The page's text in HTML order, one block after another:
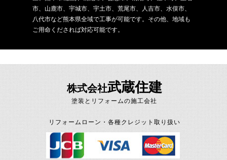
市、山鹿市、宇城市、宇土市、荒尾市、人吉市、水俣市、
八代市など熊本県全域で工事が可能です。その他、地域も
ご用命くだされば対応可能です。
塗装とリフォームの施工会社
株式会社武蔵住建
リフォームローン・各種クレジット取り扱い